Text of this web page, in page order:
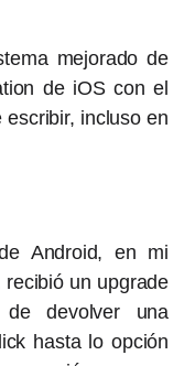
mejorado de
de iOS con el
incluso en
Android, en mi
un upgrade
devolver una
hasta lo opción